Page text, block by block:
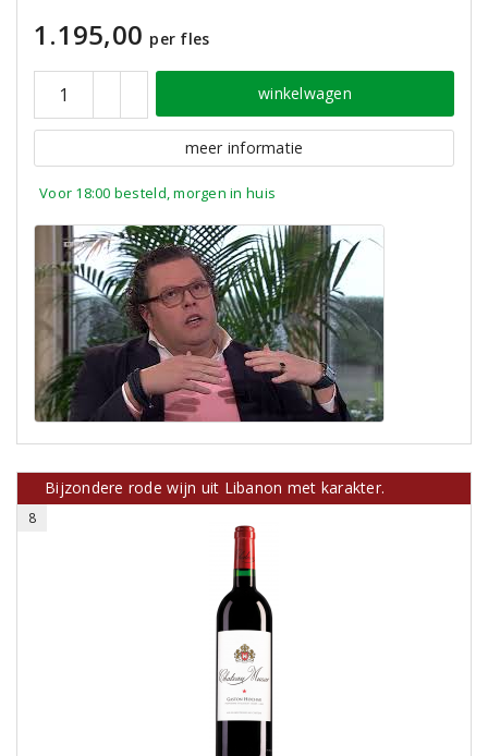
1.195,00 per fles
winkelwagen
meer informatie
Voor 18:00 besteld, morgen in huis
Bijzondere rode wijn uit Libanon met karakter.
8